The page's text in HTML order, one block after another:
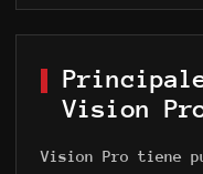
Vision
Vision Pro tiene